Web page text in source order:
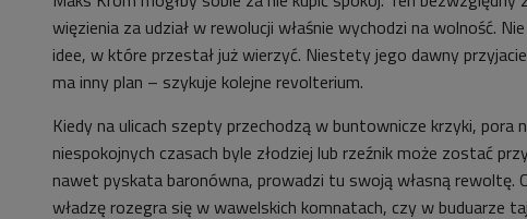
więzienia za udział w rewolucji właśnie wychodzi na wolność.
idee, w które przestał już wierzyć. Niestety jego dawny
ma inny plan – szykuje kolejne revolterium.
Kiedy na ulicach szepty przechodzą w buntownicze krzyki, pora
niespokojnych czasach byle złodziej lub rzeźnik może zostać
nawet pyskata baronówna, prowadzi tu swoją własną rewoltę.
władzę rozegra się w wawelskich komnatach, czy w buduarze